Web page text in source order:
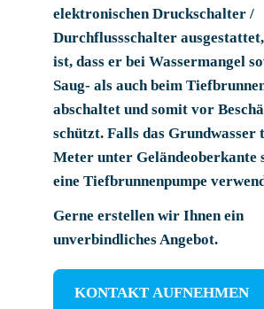
elektronischen Druckschalter /
Durchflussschalter
ist, dass er bei Wassermangel
Saug- als auch beim
abschaltet und somit vor
schützt. Falls das Grundwasser
Meter unter Geländeoberkante
eine Tiefbrunnenpumpe
Gerne erstellen wir Ihnen ein
unverbindliches Angebot.
KONTAKT AUFNEHMEN